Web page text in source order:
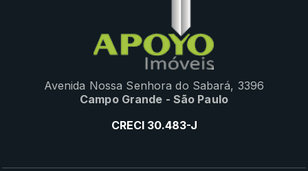
Avenida Nossa Senhora do Sabará, 3396
Campo Grande - São Paulo
CRECI 30.483-J